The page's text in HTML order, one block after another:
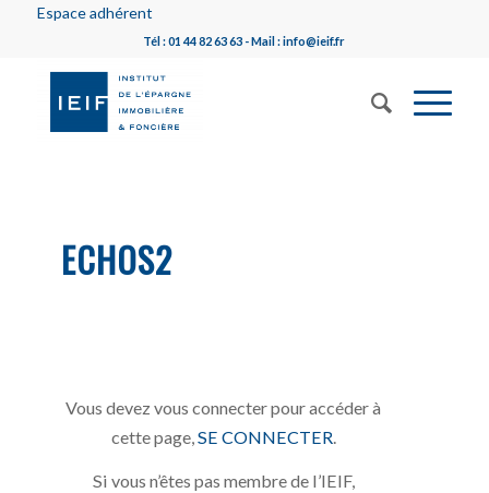
Espace adhérent
Tél : 01 44 82 63 63 - Mail : info@ieif.fr
ECHOS2
Vous devez vous connecter pour accéder à
cette page, SE CONNECTER
Si vous n’êtes pas membre de l’IEIF,